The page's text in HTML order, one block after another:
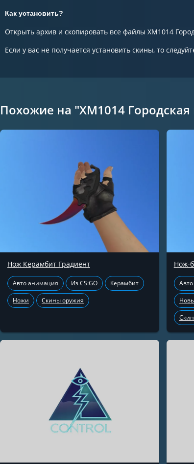
Как установить?
Открыть архив и скопировать все файлы XM1014
Если у вас не получается установить скины, то
Похожие на "XM1014
Нож Керамбит Градиент
Авто анимация Из CS:GO Керамбит
Ножи Скины оружия
Нож-